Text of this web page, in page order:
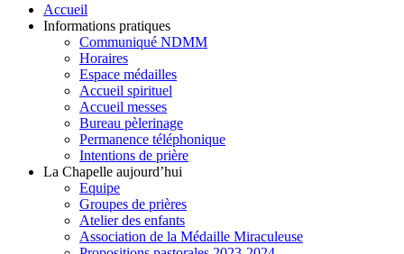
Accueil
Informations pratiques
Communiqué NDMM
Horaires
Espace médailles
Accueil spirituel
Accueil messes
Bureau pèlerinage
Permanence téléphonique
Intentions de prière
La Chapelle aujourd’hui
Equipe
Groupes de prières
Atelier des enfants
Association de la Médaille Miraculeuse